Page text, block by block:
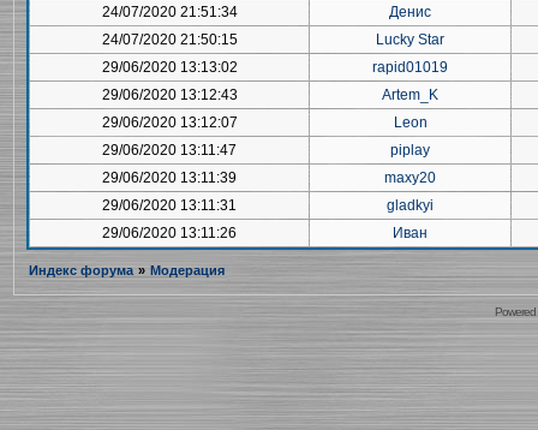
24/07/2020 21:51:34
Денис
24/07/2020 21:50:15
Lucky Star
29/06/2020 13:13:02
rapid01019
29/06/2020 13:12:43
Artem_K
29/06/2020 13:12:07
Leon
29/06/2020 13:11:47
piplay
29/06/2020 13:11:39
maxy20
29/06/2020 13:11:31
gladkyi
29/06/2020 13:11:26
Иван
Индекс форума » Модерация